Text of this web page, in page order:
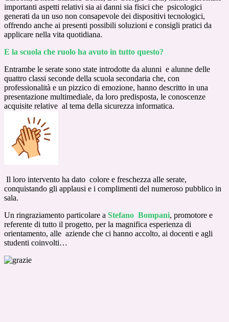
importanti aspetti relativi sia ai danni sia fisici che psicologici
generati da un uso non consapevole dei dispositivi tecnologici,
offrendo anche ai presenti possibili soluzioni e consigli pratici da
applicare nella vita quotidiana.
E la scuola che ruolo ha avuto in tutto questo?
Entrambe le serate sono state introdotte da alunni e alunne delle
quattro classi seconde della scuola secondaria che, con
professionalità e un pizzico di emozione, hanno descritto in una
presentazione multimediale, da loro predisposta, le conoscenze
acquisite relative al tema della sicurezza informatica.
Il loro intervento ha dato colore e freschezza alle serate,
conquistando gli applausi e i complimenti del numeroso pubblico in
sala.
Un ringraziamento particolare a Stefano Bompani, promotore e
referente di tutto il progetto, per la magnifica esperienza di
orientamento, alle aziende che ci hanno accolto, ai docenti e agli
studenti coinvolti…